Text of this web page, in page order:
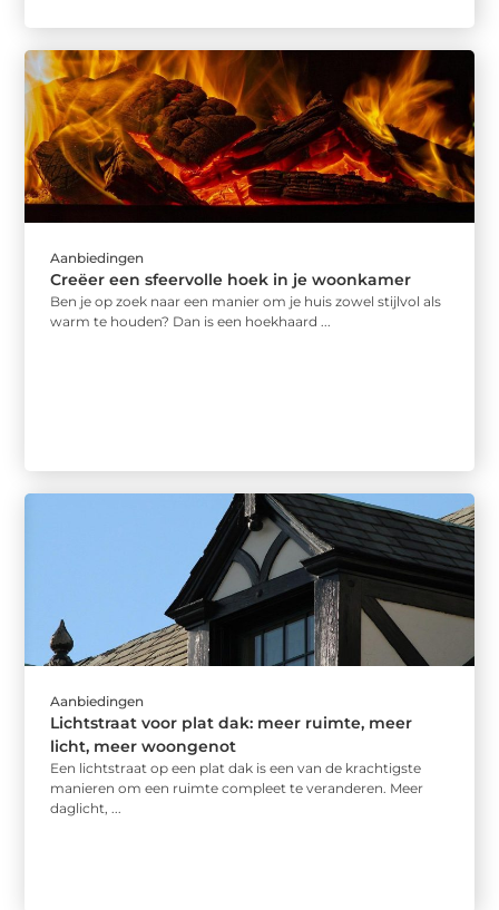
Aanbiedingen
Creëer een sfeervolle hoek in je woonkamer
Ben je op zoek naar een manier om je huis zowel stijlvol als
warm te houden? Dan is een hoekhaard ...
Aanbiedingen
Lichtstraat voor plat dak: meer ruimte, meer
licht, meer woongenot
Een lichtstraat op een plat dak is een van de krachtigste
manieren om een ruimte compleet te veranderen. Meer
daglicht, ...